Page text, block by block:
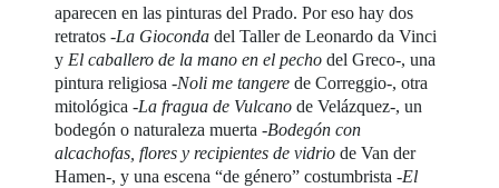
aparecen en las pinturas del Prado. Por eso hay dos
retratos -La Giocondadel Taller de Leonardo da Vinci
y El caballero de la mano en el pechodel Greco-, una
pintura religiosa -Noli me tangere de Correggio-, otra
mitológica -La fragua de Vulcanode Velázquez-, un
bodegón o naturaleza muerta -Bodegón con
alcachofas, flores y recipientes de vidriode Van der
Hamen-, y una escena “de género” costumbrista -El